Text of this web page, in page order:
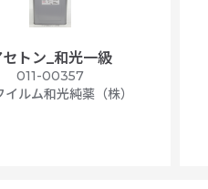
セトン_和光一級
011-00357
イルム和光純薬（株）